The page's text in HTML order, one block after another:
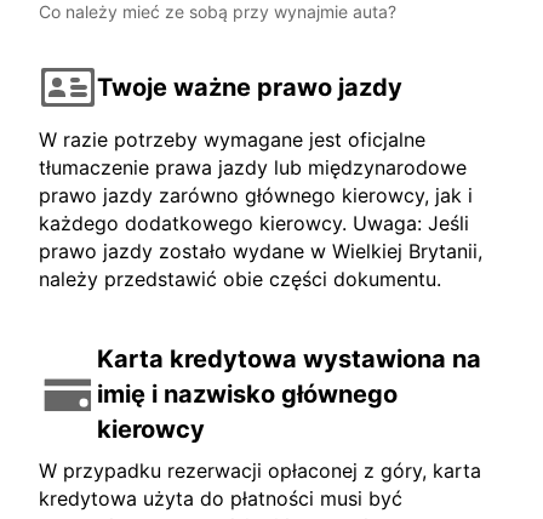
Co należy mieć ze sobą przy wynajmie auta?
Twoje ważne prawo jazdy
W razie potrzeby wymagane jest oficjalne
tłumaczenie prawa jazdy lub międzynarodowe
prawo jazdy zarówno głównego kierowcy, jak i
każdego dodatkowego kierowcy. Uwaga: Jeśli
prawo jazdy zostało wydane w Wielkiej Brytanii,
należy przedstawić obie części dokumentu.
Karta kredytowa wystawiona na
imię i nazwisko głównego
kierowcy
W przypadku rezerwacji opłaconej z góry, karta
kredytowa użyta do płatności musi być